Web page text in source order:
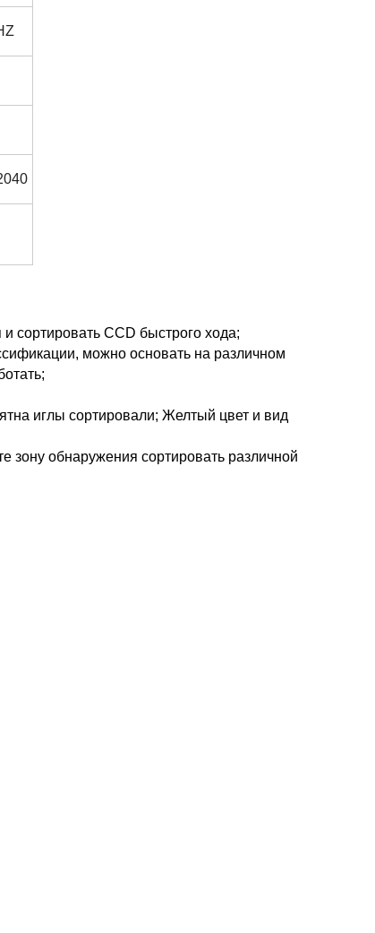
сортировать CCD быстрого хода;
можно основать на различном
иглы сортировали; Желтый цвет и вид
зону обнаружения сортировать различной